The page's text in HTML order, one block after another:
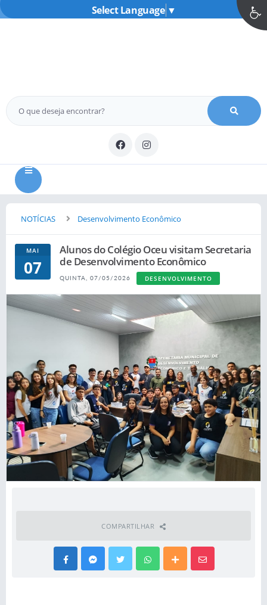
Select Language ▼
NOTÍCIAS Desenvolvimento Econômico
MAI
07
Alunos do Colégio Oceu visitam Secretaria
de Desenvolvimento Econômico
QUINTA, 07/05/2026
DESENVOLVIMENTO
COMPARTILHAR